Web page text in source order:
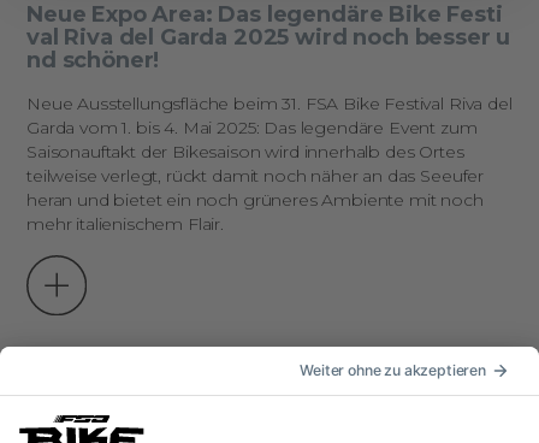
Neue Expo Area: Das legendäre Bike Festi
val Riva del Garda 2025 wird noch besser u
nd schöner!
Neue Ausstellungsfläche beim 31. FSA Bike Festival Riva del
Garda vom 1. bis 4. Mai 2025: Das legendäre Event zum
Saisonauftakt der Bikesaison wird innerhalb des Ortes
teilweise verlegt, rückt damit noch näher an das Seeufer
heran und bietet ein noch grüneres Ambiente mit noch
mehr italienischem Flair.